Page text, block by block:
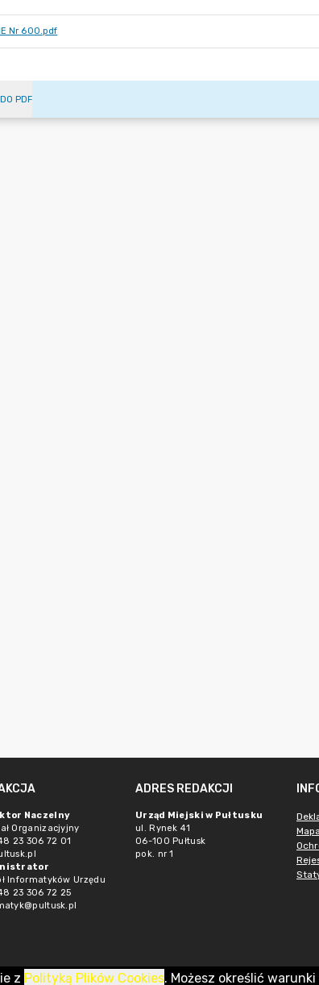
Nr 600.pdf
PDF
Naczelny
Organizacjyjny
23 306 72 01
Informatyków Urzędu
23 306 72 25
ADRES REDAKCJI
Urząd Miejski w Pułtusku
ul. Rynek 41
06-100 Pułtusk
pok. nr 1
z Polityką Plików Cookies. Możesz określić